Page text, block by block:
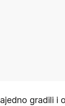
gradili i